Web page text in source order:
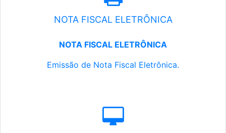
NOTA FISCAL ELETRÔNICA
NOTA FISCAL ELETRÔNICA
Emissão de Nota Fiscal Eletrônica.